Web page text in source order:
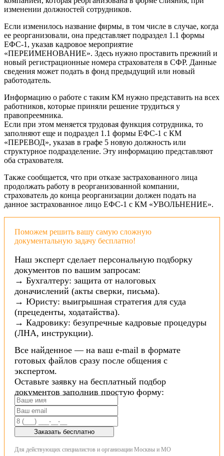
изменении должностей сотрудников.
Если изменилось название фирмы, в том числе в случае, когда
ее реорганизовали, она представляет подраздел 1.1 формы
ЕФС-1, указав кадровое мероприятие
«ПЕРЕИМЕНОВАНИЕ». Здесь нужно проставить прежний и
новый регистрационные номера страхователя в СФР. Данные
сведения может подать в фонд предыдущий или новый
работодатель.
Информацию о работе с таким КМ нужно представить на всех
работников, которые приняли решение трудиться у
правопреемника.
Если при этом меняется трудовая функция сотрудника, то
заполняют еще и подраздел 1.1 формы ЕФС-1 с КМ
«ПЕРЕВОД», указав в графе 5 новую должность или
структурное подразделение. Эту информацию представляют
оба страхователя.
Также сообщается, что при отказе застрахованного лица
продолжать работу в реорганизованной компании,
страхователь до конца реорганизации должен подать на
данное застрахованное лицо ЕФС-1 с КМ «УВОЛЬНЕНИЕ».
Поможем решить вашу самую сложную
документальную задачу бесплатно!
Наш эксперт сделает персональную подборку
документов по вашим запросам:
→ Бухгалтеру: защита от налоговых
доначислений (акты сверки, письма).
→ Юристу: выигрышная стратегия для суда
(прецеденты, ходатайства).
→ Кадровику: безупречные кадровые процедуры
(ЛНА, инструкции).
Все найденное — на ваш e-mail в формате
готовых файлов сразу после общения с
экспертом.
Оставьте заявку на бесплатный подбор
документов заполнив простую форму:
Заказать бесплатно
Для действующих специалистов и организации Москвы и МО